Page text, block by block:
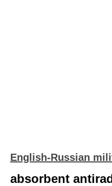
English-Russian
absorbent